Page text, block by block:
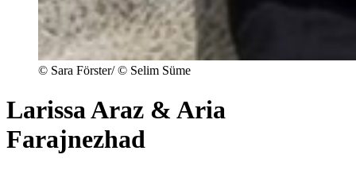
© Sara Förster/ © Selim Süme
Larissa Araz & Aria
Farajnezhad